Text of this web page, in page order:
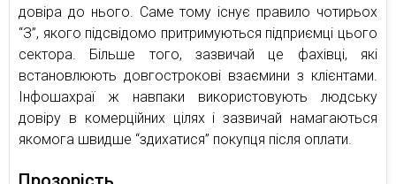
довіра до нього. Саме тому існує правило чотирьох
“З”, якого підсвідомо притримуються підприємці цього
сектора. Більше того, зазвичай це фахівці, які
встановлюють довгострокові взаємини з клієнтами.
Інфошахраї ж навпаки використовують людську
довіру в комерційних цілях і зазвичай намагаються
якомога швидше “здихатися” покупця після оплати.